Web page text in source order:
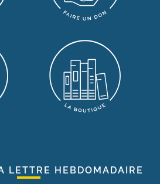
LETTRE HEBDOMADAIRE